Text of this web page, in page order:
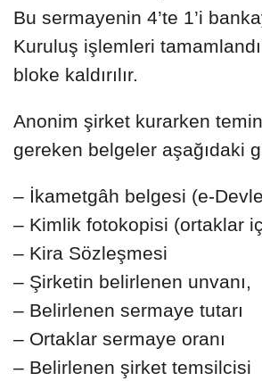
Bu sermayenin 4’te 1’i
Kuruluş işlemleri
bloke kaldırılır.
Anonim şirket kurarken
gereken belgeler aşağıdaki
– İkametgâh belgesi (e-
– Kimlik fotokopisi (ortaklar
– Kira Sözleşmesi
– Şirketin belirlenen unvanı,
– Belirlenen sermaye tutarı
– Ortaklar sermaye oranı
– Belirlenen şirket temsilcisi